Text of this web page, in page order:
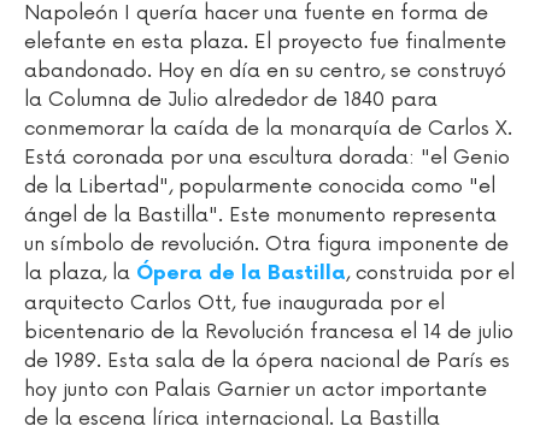
Napoleón I quería hacer una fuente en forma de
elefante en esta plaza. El proyecto fue finalmente
abandonado. Hoy en día en su centro, se construyó
la Columna de Julio alrededor de 1840 para
conmemorar la caída de la monarquía de Carlos X.
Está coronada por una escultura dorada: "el Genio
de la Libertad", popularmente conocida como "el
ángel de la Bastilla". Este monumento representa
un símbolo de revolución. Otra figura imponente de
la plaza, la Ópera de la Bastilla, construida por el
arquitecto Carlos Ott, fue inaugurada por el
bicentenario de la Revolución francesa el 14 de julio
de 1989. Esta sala de la ópera nacional de París es
hoy junto con Palais Garnier un actor importante
de la escena lírica internacional. La Bastilla